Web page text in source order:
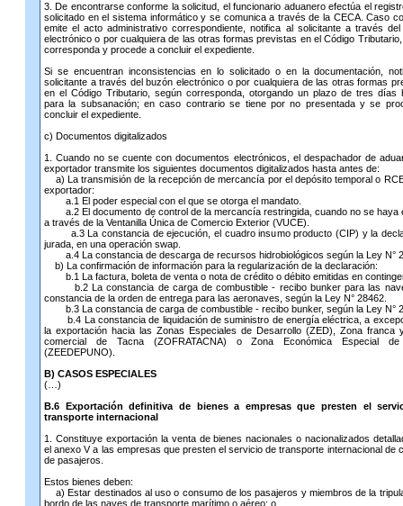
3. De encontrarse conforme la solicitud, el funcionario aduanero efectúa el
solicitado en el sistema informático y se comunica a través de la CECA. Caso
emite el acto administrativo correspondiente, notifica al solicitante a través del
electrónico o por cualquiera de las otras formas previstas en el Código
corresponda y procede a concluir el expediente.
Si se encuentran inconsistencias en lo solicitado o en la documentación,
solicitante a través del buzón electrónico o por cualquiera de las otras formas
en el Código Tributario, según corresponda, otorgando un plazo de tres días
para la subsanación; en caso contrario se tiene por no presentada y se
concluir el expediente.
c) Documentos digitalizados
1. Cuando no se cuente con documentos electrónicos, el despachador de
exportador transmite los siguientes documentos digitalizados hasta antes de:
a) La transmisión de la recepción de mercancía por el depósito temporal o
exportador:
a.1 El poder especial con el que se otorga el mandato.
a.2 El documento de control de la mercancía restringida, cuando no se haya
a través de la Ventanilla Única de Comercio Exterior (VUCE).
a.3 La constancia de ejecución, el cuadro insumo producto (CIP) y la
jurada, en una operación swap.
a.4 La constancia de descarga de recursos hidrobiológicos según la Ley N°
b) La confirmación de información para la regularización de la declaración:
b.1 La factura, boleta de venta o nota de crédito o débito emitidas en
b.2 La constancia de carga de combustible - recibo bunker para las
constancia de la orden de entrega para las aeronaves, según la Ley N° 28462.
b.3 La constancia de carga de combustible - recibo bunker, según la Ley N°
b.4 La constancia de liquidación de suministro de energía eléctrica, a
la exportación hacia las Zonas Especiales de Desarrollo (ZED), Zona franca
comercial de Tacna (ZOFRATACNA) o Zona Económica Especial
(ZEEDEPUNO).
B) CASOS ESPECIALES
(…)
B.6 Exportación definitiva de bienes a empresas que presten el
transporte internacional
1. Constituye exportación la venta de bienes nacionales o nacionalizados
el anexo V a las empresas que presten el servicio de transporte internacional de
de pasajeros.
Estos bienes deben:
a) Estar destinados al uso o consumo de los pasajeros y miembros de la
bordo de las naves de transporte marítimo o aéreo; o